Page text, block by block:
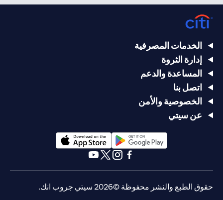
الخدمات المصرفية
إدارة الثروة
المساعدة والدعم
اتصل بنا
الخصوصية والأمن
عن سيتي
(opens in a new tab)
الطبع والنشر محفوظة ©2026 سيتي جروب انك.